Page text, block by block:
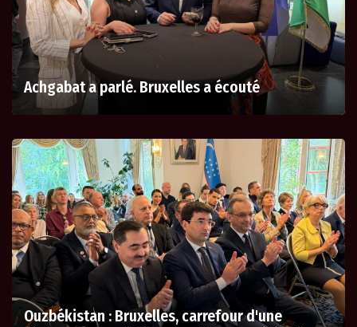
Achgabat a parlé. Bruxelles a écouté
Ouzbékistan : Bruxelles, carrefour d'une